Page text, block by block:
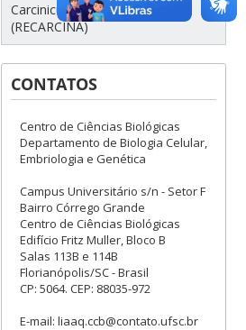
Carcinicultura Nacional
(RECARCINA)
CONTATOS
Centro de Ciências Biológicas
Departamento de Biologia Celular,
Embriologia e Genética
Campus Universitário s/n - Setor F
Bairro Córrego Grande
Centro de Ciências Biológicas
Edifício Fritz Muller, Bloco B
Salas 113B e 114B
Florianópolis/SC - Brasil
CP: 5064. CEP: 88035-972
E-mail: liaaq.ccb@contato.ufsc.br